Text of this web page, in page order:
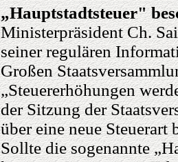
„Hauptstadtsteuer"
Ministerpräsident Ch.
seiner regulären
Großen
„Steuererhöhungen
der Sitzung der
über eine neue Steuerart
Sollte die sogenannte